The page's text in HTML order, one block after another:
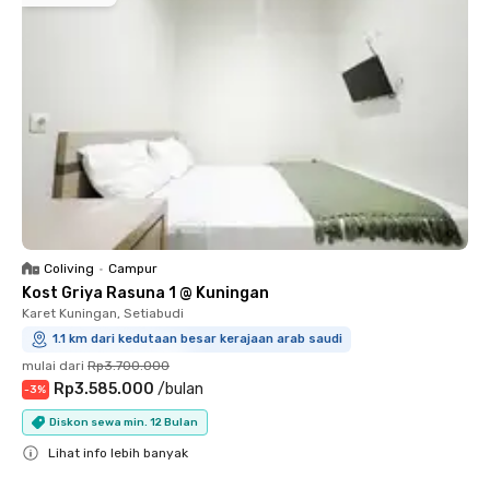
Coliving • Campur
Kost Griya Rasuna 1 @ Kuningan
Karet Kuningan, Setiabudi
1.1 km dari kedutaan besar kerajaan arab saudi
mulai dari Rp3.700.000
-3% Rp3.585.000 /bulan
Diskon sewa min. 12 Bulan
Lihat info lebih banyak